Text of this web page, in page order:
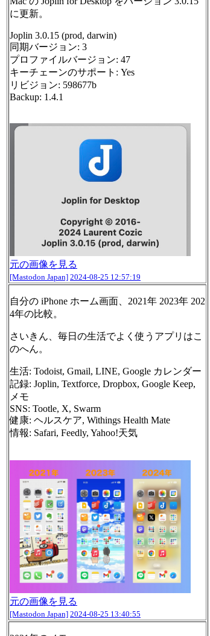
に更新。
Joplin 3.0.15 (prod, darwin)
同期バージョン: 3
プロファイルバージョン: 47
キーチェーンのサポート: Yes
リビジョン: 598677b
Backup: 1.4.1
元の画像を見る
[Mastodon Japan] 2024-08-25 12:57:19
自分の iPhone ホーム画面、2021年 2023年 202
4年の比較。
さいきん、毎日の生活でよく使うアプリはこ
のへん。
生活: Todoist, Gmail, LINE, Google カレンダー
記録: Joplin, Textforce, Dropbox, Google Keep,
メモ
SNS: Tootle, X, Swarm
健康: ヘルスケア, Withings Health Mate
情報: Safari, Feedly, Yahoo!天気
元の画像を見る
[Mastodon Japan] 2024-08-25 13:40:55